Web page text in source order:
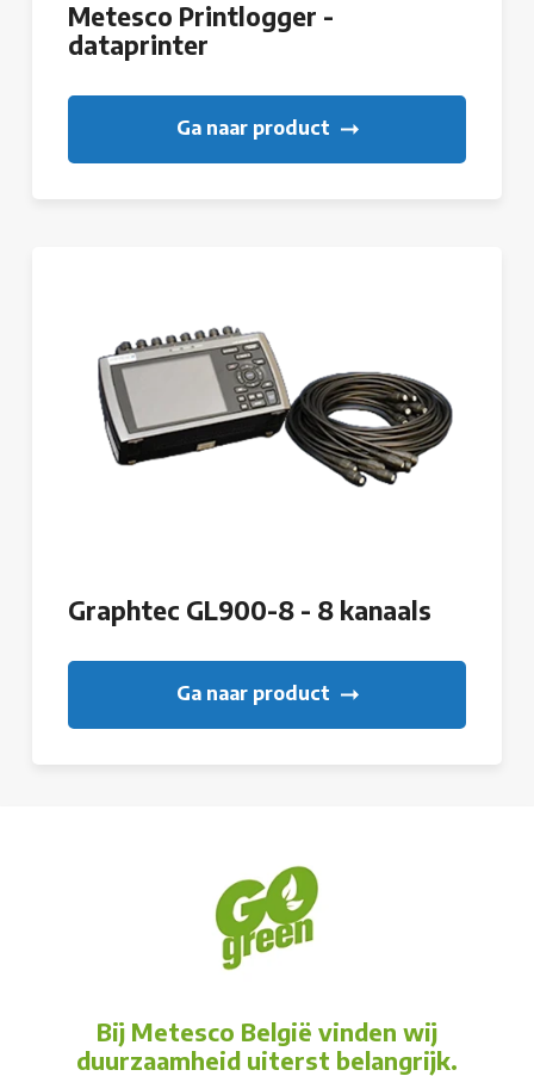
Metesco Printlogger -
dataprinter
Ga naar product
Graphtec GL900-8 - 8 kanaals
Ga naar product
Bij Metesco België vinden wij
duurzaamheid uiterst belangrijk.